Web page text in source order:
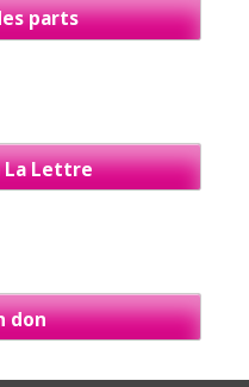
parts
La Lettre
don